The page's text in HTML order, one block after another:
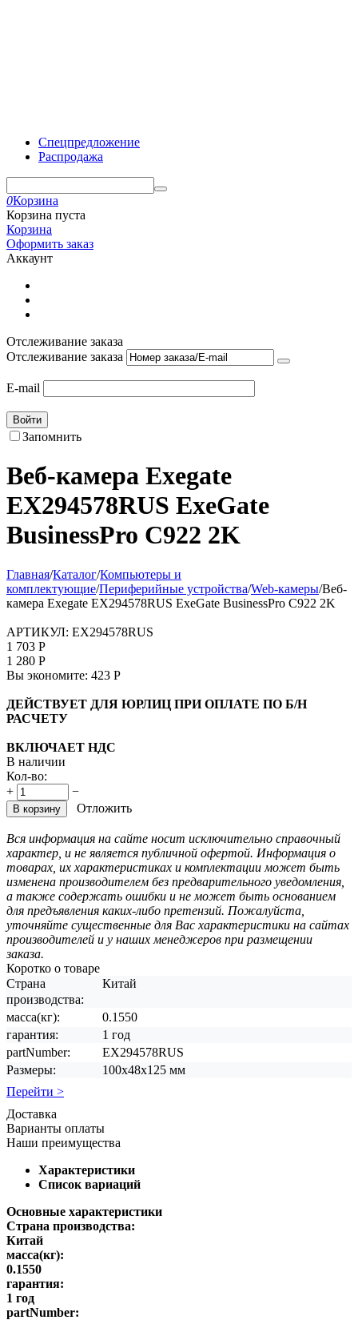
Спецпредложение
Распродажа
0Корзина
Корзина пуста
Корзина
Оформить заказ
Аккаунт
Отслеживание заказа
Отслеживание заказа
E-mail
Войти
Запомнить
Веб-камера Exegate
EX294578RUS ExeGate
BusinessPro C922 2K
Главная/Каталог/Компьютеры и
комплектующие/Периферийные устройства/Web-камеры/Веб-
камера Exegate EX294578RUS ExeGate BusinessPro C922 2K
АРТИКУЛ: EX294578RUS
1 703 Р
1 280 Р
Вы экономите: 423 Р
ДЕЙСТВУЕТ ДЛЯ ЮРЛИЦ ПРИ ОПЛАТЕ ПО Б/Н
РАСЧЕТУ
ВКЛЮЧАЕТ НДС
В наличии
Кол-во:
+
−
В корзину Отложить
Вся информация на сайте носит исключительно справочный
характер, и не является публичной офертой. Информация о
товарах, их характеристиках и комплектации может быть
изменена производителем без предварительного уведомления,
а также содержать ошибки и не может быть основанием
для предъявления каких-либо претензий. Пожалуйста,
уточняйте существенные для Вас характеристики на сайтах
производителей и у наших менеджеров при размещении
заказа.
Коротко о товаре
Страна
производства:
Китай
масса(кг):
0.1550
гарантия:
1 год
partNumber:
EX294578RUS
Размеры:
100x48x125 мм
Перейти >
Доставка
Варианты оплаты
Наши преимущества
Характеристики
Список вариаций
Основные характеристики
Страна производства:
Китай
масса(кг):
0.1550
гарантия:
1 год
partNumber: